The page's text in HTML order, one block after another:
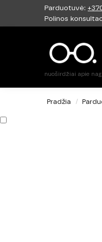
Parduotuvė:
Polinos
nuoširdžiai apie
Paieška
Pradžia /